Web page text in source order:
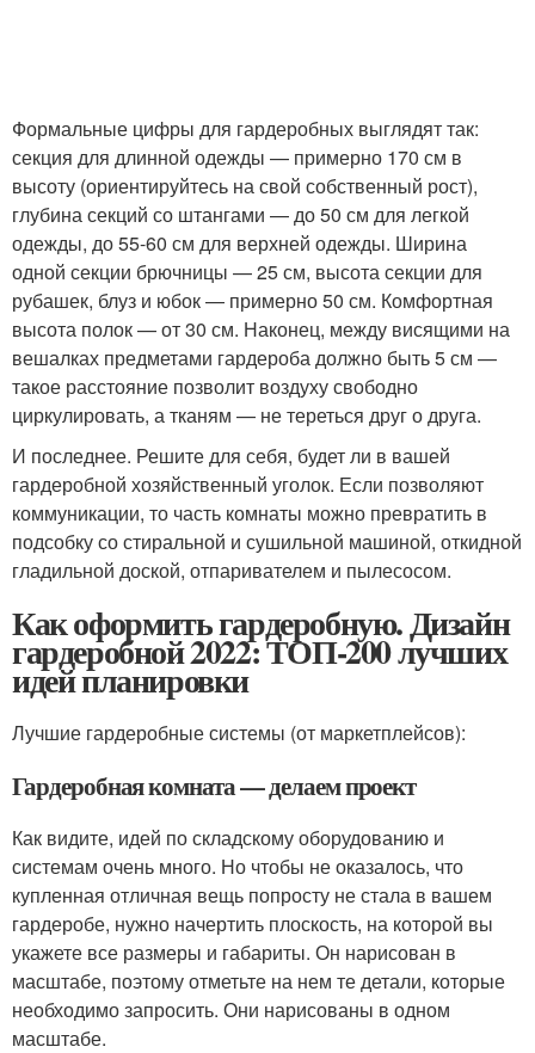
Формальные цифры для гардеробных выглядят так:
секция для длинной одежды — примерно 170 см в
высоту (ориентируйтесь на свой собственный рост),
глубина секций со штангами — до 50 см для легкой
одежды, до 55-60 см для верхней одежды. Ширина
одной секции брючницы — 25 см, высота секции для
рубашек, блуз и юбок — примерно 50 см. Комфортная
высота полок — от 30 см. Наконец, между висящими на
вешалках предметами гардероба должно быть 5 см —
такое расстояние позволит воздуху свободно
циркулировать, а тканям — не тереться друг о друга.
И последнее. Решите для себя, будет ли в вашей
гардеробной хозяйственный уголок. Если позволяют
коммуникации, то часть комнаты можно превратить в
подсобку со стиральной и сушильной машиной, откидной
гладильной доской, отпаривателем и пылесосом.
Как оформить гардеробную. Дизайн
гардеробной 2022: ТОП-200 лучших
идей планировки
Лучшие гардеробные системы (от маркетплейсов):
Гардеробная комната — делаем проект
Как видите, идей по складскому оборудованию и
системам очень много. Но чтобы не оказалось, что
купленная отличная вещь попросту не стала в вашем
гардеробе, нужно начертить плоскость, на которой вы
укажете все размеры и габариты. Он нарисован в
масштабе, поэтому отметьте на нем те детали, которые
необходимо запросить. Они нарисованы в одном
масштабе.